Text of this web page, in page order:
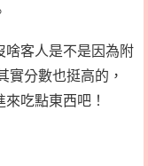
啥客人是不是因為附
實分數也挺高的，
吃點東西吧！